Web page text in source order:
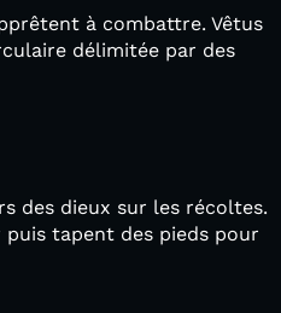
à combattre. Vêtus
délimitée par des
des dieux sur les récoltes.
tapent des pieds pour